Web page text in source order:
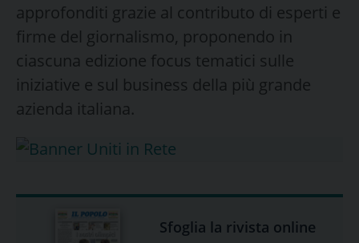
approfonditi grazie al contributo di esperti e
firme del giornalismo, proponendo in
ciascuna edizione focus tematici sulle
iniziative e sul business della più grande
azienda italiana.
Sfoglia la rivista online